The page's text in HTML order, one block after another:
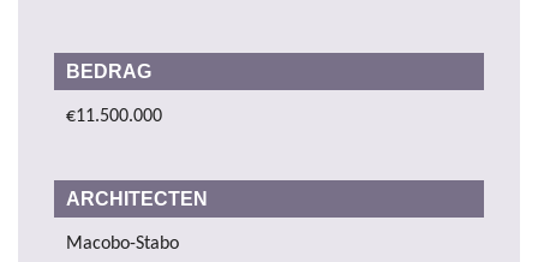
BEDRAG
€11.500.000
ARCHITECTEN
Macobo-Stabo